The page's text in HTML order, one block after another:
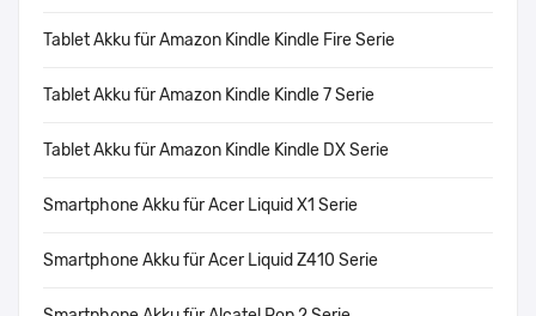
Tablet Akku für Amazon Kindle Kindle Fire Serie
Tablet Akku für Amazon Kindle Kindle 7 Serie
Tablet Akku für Amazon Kindle Kindle DX Serie
Smartphone Akku für Acer Liquid X1 Serie
Smartphone Akku für Acer Liquid Z410 Serie